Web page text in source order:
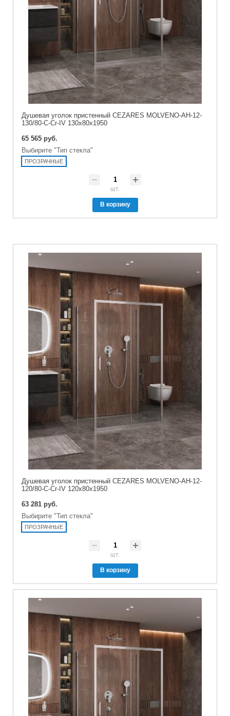
Душевая уголок пристенный CEZARES MOLVENO-AH-12-
130/80-C-Cr-IV 130x80x1950
65 565 руб.
Выбирите "Тип стекла"
ПРОЗРАЧНЫЕ
шт.
В корзину
Душевая уголок пристенный CEZARES MOLVENO-AH-12-
120/80-C-Cr-IV 120x80x1950
63 281 руб.
Выбирите "Тип стекла"
ПРОЗРАЧНЫЕ
шт.
В корзину